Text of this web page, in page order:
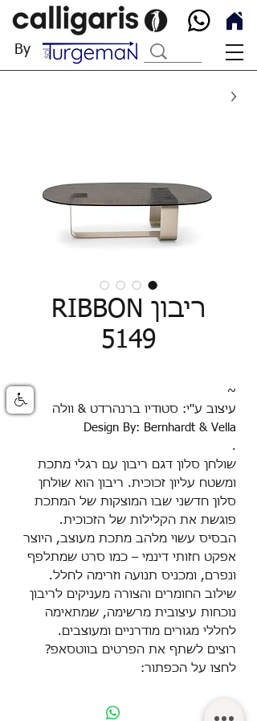
By
ריבון RIBBON
5149
~
עיצוב ע''י: סטודיו ברנהרדט & וולה
Design By: Bernhardt & Vella
.
שולחן סלון דגם ריבון עם רגלי מתכת
ומשטח עליון זכוכית. ריבון הוא שולחן
סלון חדשני שבו המוצקות של המתכת
פוגשת את הקלילות של הזכוכית.
הבסיס עשוי מלהב מתכת מעוצב, היוצר
אפקט חזותי דינמי – כמו סרט שמתלפף
ונפרם, ומכניס תנועה וזרימה לחלל.
שילוב החומרים והצורה מעניקים לריבון
נוכחות עיצובית מרשימה, שמתאימה
לחללי מגורים מודרניים ומעוצבים.
רוצים לשתף את הפרטים בווטסאפ?
לחצו על הכפתור: